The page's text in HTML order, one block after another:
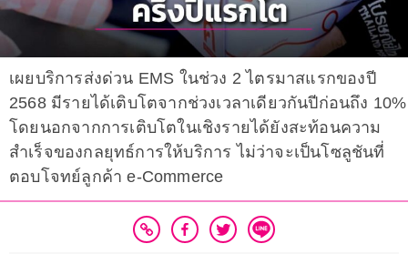
เผยบริการส่งด่วน EMS ในช่วง 2 ไตรมาสแรกของปี
2568 มีรายได้เติบโตจากช่วงเวลาเดียวกันปีก่อนถึง 10%
โดยนอกจากการเติบโตในเชิงรายได้ยังสะท้อนความ
สำเร็จของกลยุทธ์การให้บริการ ไม่ว่าจะเป็นโซลูชันที่
ตอบโจทย์ลูกค้า e-Commerce